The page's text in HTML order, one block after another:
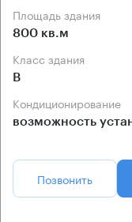
Площадь здания
800 кв.м
Класс здания
B
Кондиционирование
возможность
Позвонить